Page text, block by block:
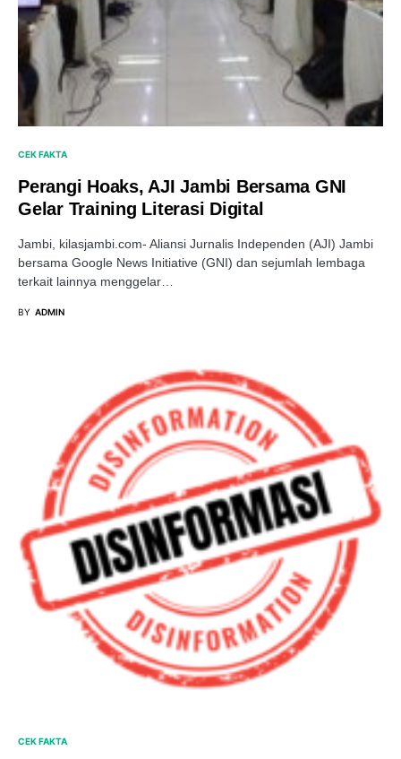
CEK FAKTA
Perangi Hoaks, AJI Jambi Bersama GNI
Gelar Training Literasi Digital
Jambi, kilasjambi.com- Aliansi Jurnalis Independen (AJI) Jambi
bersama Google News Initiative (GNI) dan sejumlah lembaga
terkait lainnya menggelar…
BY ADMIN
CEK FAKTA